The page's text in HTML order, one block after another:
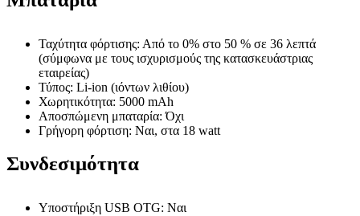
Ταχύτητα φόρτισης: Από το 0% στο 50 % σε 36 λεπτά
(σύμφωνα με τους ισχυρισμούς της κατασκευάστριας
εταιρείας)
Τύπος: Li-ion (ιόντων λιθίου)
Χωρητικότητα: 5000 mAh
Αποσπώμενη μπαταρία: Όχι
Γρήγορη φόρτιση: Ναι, στα 18 watt
Συνδεσιμότητα
Υποστήριξη USB OTG: Ναι